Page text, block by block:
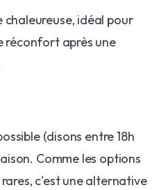
chaleureuse, idéal pour
réconfort après une
(disons entre 18h
Comme les options
c'est une alternative